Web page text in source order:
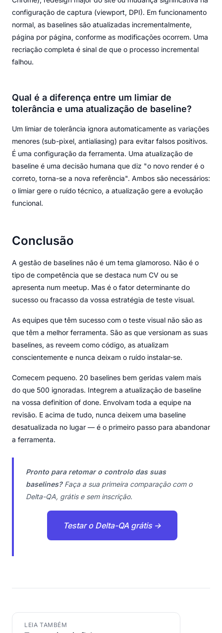
configuração de captura (viewport, DPI). Em funcionamento
normal, as baselines são atualizadas incrementalmente,
página por página, conforme as modificações ocorrem. Uma
recriação completa é sinal de que o processo incremental
falhou.
Qual é a diferença entre um limiar de
tolerância e uma atualização de baseline?
Um limiar de tolerância ignora automaticamente as variações
menores (sub-pixel, antialiasing) para evitar falsos positivos.
É uma configuração da ferramenta. Uma atualização de
baseline é uma decisão humana que diz "o novo render é o
correto, torna-se a nova referência". Ambos são necessários:
o limiar gere o ruído técnico, a atualização gere a evolução
funcional.
Conclusão
A gestão de baselines não é um tema glamoroso. Não é o
tipo de competência que se destaca num CV ou se
apresenta num meetup. Mas é o fator determinante do
sucesso ou fracasso da vossa estratégia de teste visual.
As equipes que têm sucesso com o teste visual não são as
que têm a melhor ferramenta. São as que versionam as suas
baselines, as reveem como código, as atualizam
conscientemente e nunca deixam o ruído instalar-se.
Comecem pequeno. 20 baselines bem geridas valem mais
do que 500 ignoradas. Integrem a atualização de baseline
na vossa definition of done. Envolvam toda a equipe na
revisão. E acima de tudo, nunca deixem uma baseline
desatualizada no lugar — é o primeiro passo para abandonar
a ferramenta.
Pronto para retomar o controlo das suas
baselines?Faça a sua primeira comparação com o
Delta-QA, grátis e sem inscrição.
Testar o Delta-QA grátis →
LEIA TAMBÉM